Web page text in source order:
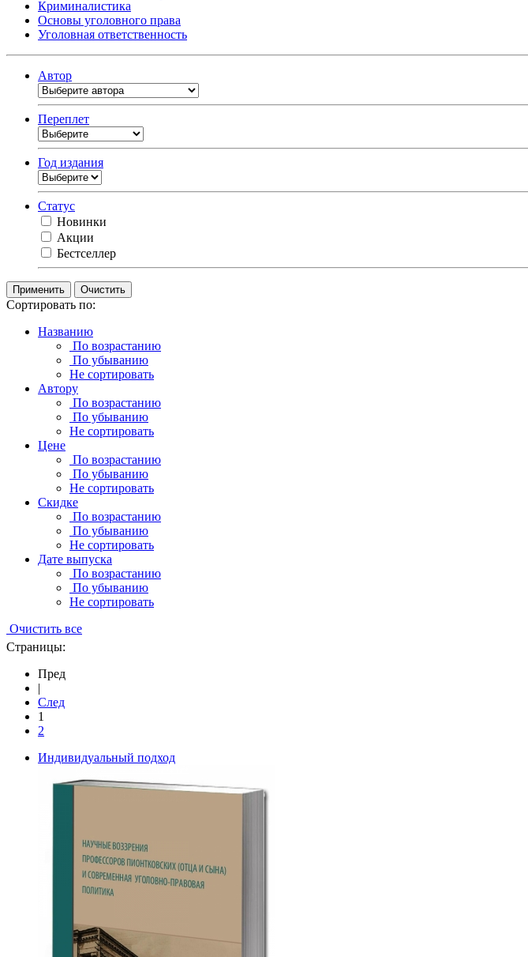
Криминалистика
Основы уголовного права
Уголовная ответственность
Автор
Переплет
Год издания
Статус
Новинки
Акции
Бестселлер
Очистить
Сортировать по:
Названию
По возрастанию
По убыванию
Не сортировать
Автору
По возрастанию
По убыванию
Не сортировать
Цене
По возрастанию
По убыванию
Не сортировать
Скидке
По возрастанию
По убыванию
Не сортировать
Дате выпуска
По возрастанию
По убыванию
Не сортировать
Очистить все
Страницы:
Пред
|
След
1
2
Индивидуальный подход